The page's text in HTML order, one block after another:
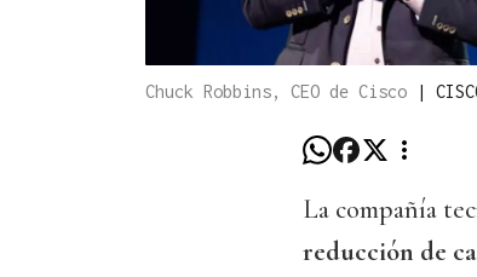
Chuck Robbins, CEO de Cisco |
La compañía
reducción de